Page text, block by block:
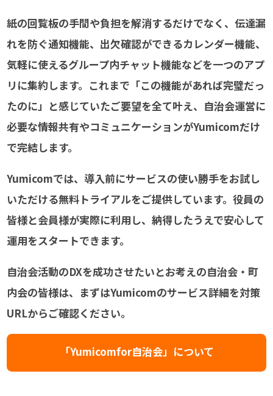
紙の回覧板の手間や負担を解消するだけでなく、伝達漏
れを防ぐ通知機能、出欠確認ができるカレンダー機能、
気軽に使えるグループ内チャット機能などを一つのアプ
リに集約します。これまで「この機能があれば完璧だっ
たのに」と感じていたご要望を全て叶え、自治会運営に
必要な情報共有やコミュニケーションがYumicomだけ
で完結します。
Yumicomでは、導入前にサービスの使い勝手をお試し
いただける無料トライアルをご提供しています。役員の
皆様と会員様が実際に利用し、納得したうえで安心して
運用をスタートできます。
自治会活動のDXを成功させたいとお考えの自治会・町
内会の皆様は、まずはYumicomのサービス詳細を対策
URLからご確認ください。
「Yumicomfor自治会」について